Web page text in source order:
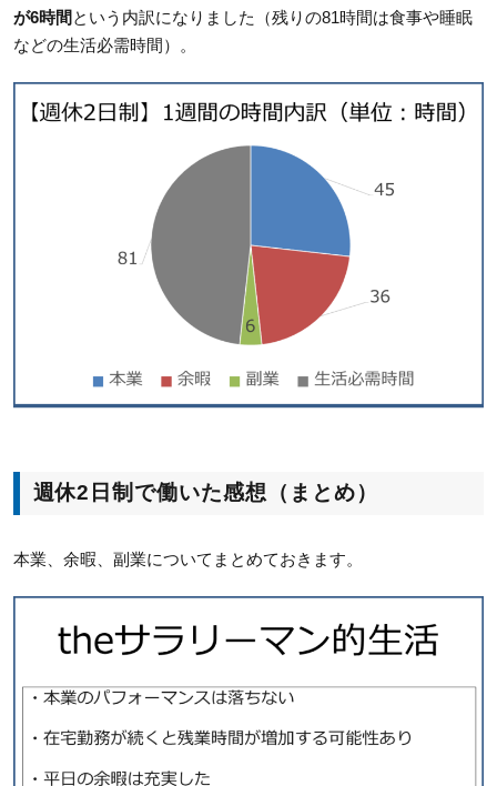
が6時間 という内訳になりました（残りの81時間は食事や睡眠
などの生活必需時間）。
週休2日制で働いた感想（まとめ）
本業、余暇、副業についてまとめておきます。